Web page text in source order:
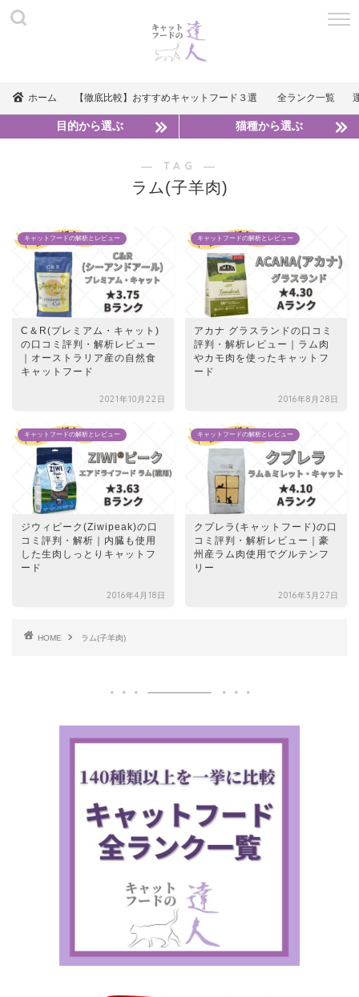
ホーム 【徹底比較】おすすめキャットフード３選 全ランク一覧
目的から選ぶ 猫種から選ぶ
― TAG ―
ラム(子羊肉)
キャットフードの解析とレビュー
C＆R(プレミアム・キャット)
の口コミ評判・解析レビュー
｜オーストラリア産の自然食
キャットフード
2021年10月22日
キャットフードの解析とレビュー
アカナ グラスランドの口コミ
評判・解析レビュー｜ラム肉
やカモ肉を使ったキャットフ
ード
2016年8月28日
キャットフードの解析とレビュー
ジウィピーク(Ziwipeak)の口
コミ評判・解析｜内臓も使用
した生肉しっとりキャットフ
ード
2016年4月18日
キャットフードの解析とレビュー
クプレラ(キャットフード)の口
コミ評判・解析レビュー｜豪
州産ラム肉使用でグルテンフ
リー
2016年3月27日
HOME ラム(子羊肉)